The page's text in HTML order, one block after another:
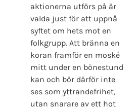
aktionerna utförs på är
valda just för att uppnå
syftet om hets mot en
folkgrupp. Att bränna en
koran framför en moské
mitt under en bönestund
kan och bör därför inte
ses som yttrandefrihet,
utan snarare av ett hot